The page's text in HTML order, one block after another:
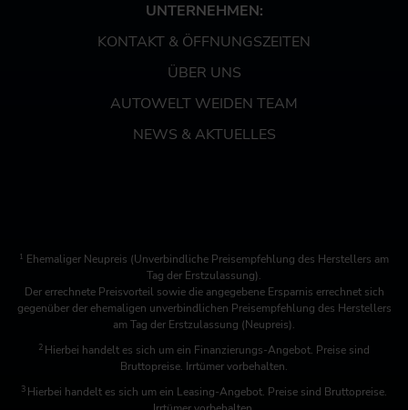
UNTERNEHMEN:
KONTAKT & ÖFFNUNGSZEITEN
ÜBER UNS
AUTOWELT WEIDEN TEAM
NEWS & AKTUELLES
1 Ehemaliger Neupreis (Unverbindliche Preisempfehlung des Herstellers am
Tag der Erstzulassung).
Der errechnete Preisvorteil sowie die angegebene Ersparnis errechnet sich
gegenüber der ehemaligen unverbindlichen Preisempfehlung des Herstellers
am Tag der Erstzulassung (Neupreis).
2 Hierbei handelt es sich um ein Finanzierungs-Angebot. Preise sind
Bruttopreise. Irrtümer vorbehalten.
3 Hierbei handelt es sich um ein Leasing-Angebot. Preise sind Bruttopreise.